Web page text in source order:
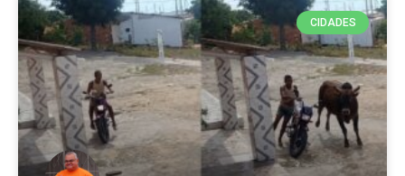
CIDADES